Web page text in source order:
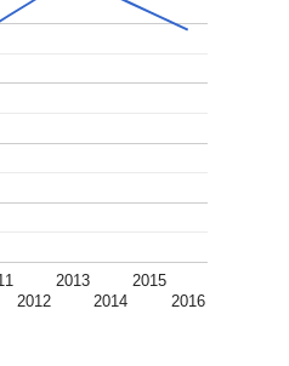
2012
2013
2014
2015
2016